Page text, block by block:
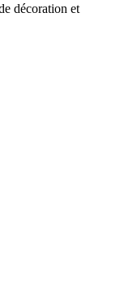
décoration et